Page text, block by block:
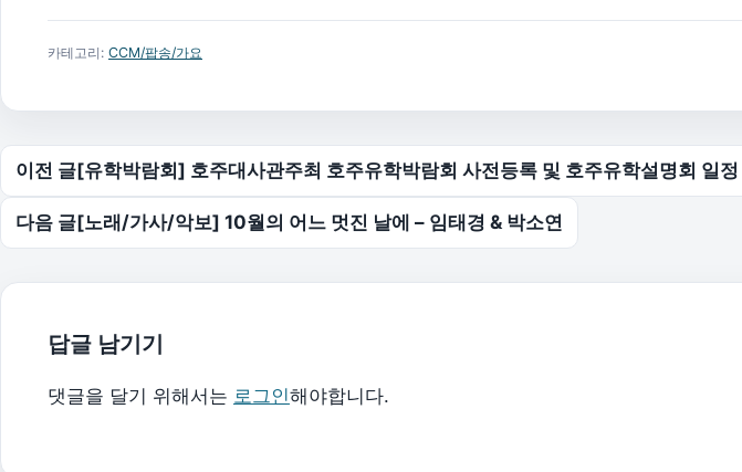
카테고리: CCM/팝송/가요
글 탐색
이전 글[유학박람회] 호주대사관주최 호주유학박람회 사전등록 및 호주유학설명회 일정
다음 글[노래/가사/악보] 10월의 어느 멋진 날에 – 임태경 & 박소연
답글 남기기
댓글을 달기 위해서는 로그인해야합니다.